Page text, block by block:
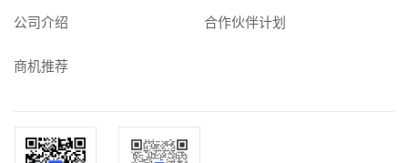
公司介绍 合作伙伴计划
商机推荐